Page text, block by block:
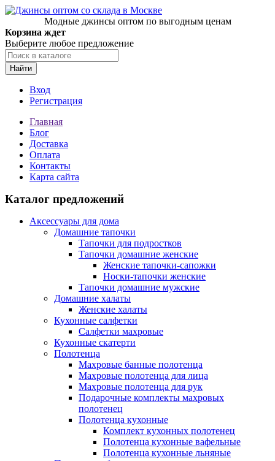
Модные джинсы оптом по выгодным ценам
Корзина ждет
Выберите любое предложение
Найти
Вход
Регистрация
Главная
Блог
Доставка
Оплата
Контакты
Карта сайта
Каталог предложений
Аксессуары для дома
Домашние тапочки
Тапочки для подростков
Тапочки домашние женские
Женские тапочки-сапожки
Носки-тапочки женские
Тапочки домашние мужские
Домашние халаты
Женские халаты
Кухонные салфетки
Салфетки махровые
Кухонные скатерти
Полотенца
Махровые банные полотенца
Махровые полотенца для лица
Махровые полотенца для рук
Подарочные комплекты махровых
полотенец
Полотенца кухонные
Комплект кухонных полотенец
Полотенца кухонные вафельные
Полотенца кухонные льняные